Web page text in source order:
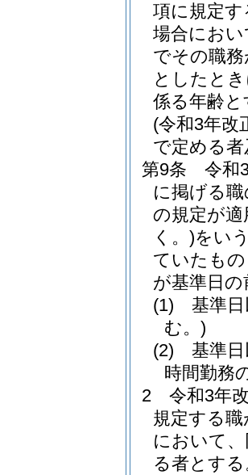
項に規定
場合にお
でその職
としたと
係る年齢
(令和3年改
で定める
第9条
令和
に掲げる
の規定が
く。)をい
ていたも
が基準日
(1)
基準
む。)
(2)
基準
時間勤務
2
令和3年
規定する
において
る者とす